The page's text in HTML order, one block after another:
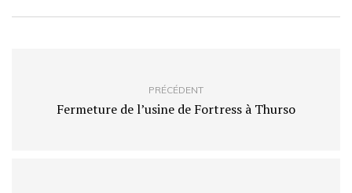
PRÉCÉDENT
Fermeture de l’usine de Fortress à Thurso